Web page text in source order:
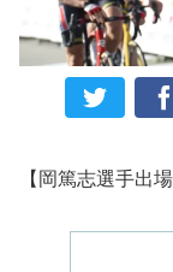
【岡篤志選手出